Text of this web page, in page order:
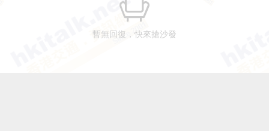
暫無回復，快來搶沙發